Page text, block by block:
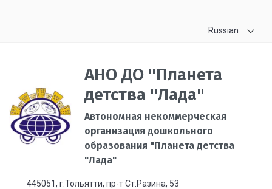
Russian
АНО ДО "Планета
детства "Лада"
Автономная некоммерческая
организация дошкольного
образования "Планета детства
"Лада"
445051, г.Тольятти, пр-т Ст.Разина, 53